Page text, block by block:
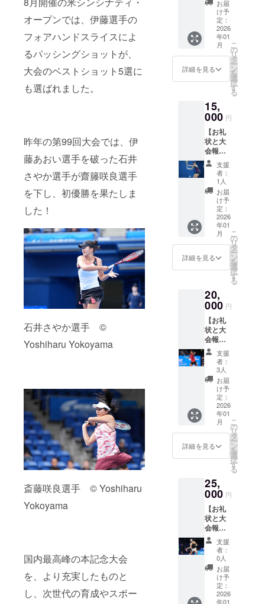
オープンでは、伊藤選手の
フォアハンドスライスによ
るパッシングショットが、
大会のベストショット5選に
も選ばれました。
昨年の第99回大会では、伊
藤あおい選手を破った石井
さやか選手が齋籐咲良選手
を下し、初優勝を果たしま
した！
石井さやか選手 ©
Yoshiharu Yokoyama
斎藤咲良選手 © Yoshiharu
Yokoyama
国内最高峰の本記念大会
を、より充実したものと
し、次世代の育成やスポー
ス協会
は、寄
附受領
証明書
を発行
する公
益財団
法人と
氏名を
内閣府
に報告
する義
務があ
りま
す。 ★
備考欄
に必
ず、氏
名の記
載をお
願いい
たしま
す。 ※
ただい
た情報
の目的
では使
用いた
しませ
ん。 ※
ご支援
には別
途、シ
ステム
利用料
（228円
+消費税
22円）
が必要
となり
※このプ
ロジェ
寄附の
額にか
かわら
ず、す
べて同
じリ
ターン
となり
ます。
5,000円
の寄附
金控除
対象で
す。
【お願
い】 日
附受領
証明書
を発行
する公
益財団
法人と
して、
寄附者
全員の
氏名を
内閣府
に報告
する義
務があ
りま
す。 ★
備考欄
載をお
願いい
たしま
す。 ※
共有い
ただい
た情報
は、上
記以外
の目的
では使
用いた
しませ
ん。 ※
ご支援
途、シ
ステム
+消費税
22円）
が必要
となり
ます。
※このプ
ロジェ
クト
は、ご
寄附の
額にか
かわら
ず、す
て、お
礼状と
100回記
念大会
の電子
報告書
をお送
りしま
す。
金控除
の対象
となり
ます】
本プロ
ジェク
トへの
ご支援
は、純
粋支援
10,000
円の寄
附金控
除対象
です。
【お願
い】 日
附受領
証明書
を発行
する公
益財団
法人と
して、
寄附者
全員の
氏名を
内閣府
に報告
する義
務があ
りま
す。 ★
備考欄
載をお
願いい
たしま
す。 ※
共有い
ただい
た情報
は、上
記以外
の目的
では使
用いた
しませ
お届
け予
定：
2026
年01
月
詳細を見る
こ
の
リ
タ
ー
ン
を
選
択
す
る
15,
000 円
【お礼
状と大
会報告
書】 感
謝の気
持ちを
込め
て、お
礼状と
100回記
念大会
の電子
報告書
をお送
りしま
す。
金控除
の対象
となり
ます】
本プロ
ジェク
トへの
ご支援
は、純
粋支援
15,000
円の寄
附金控
除対象
です。
【お願
い】 日
附受領
証明書
を発行
する公
益財団
法人と
して、
寄附者
全員の
氏名を
内閣府
に報告
する義
支援
者：
1人
お届
け予
定：
2026
年01
月
詳細を見る
こ
の
リ
タ
ー
ン
を
選
択
す
る
20,
000 円
【お礼
状と大
会報告
書】 感
謝の気
持ちを
込め
て、お
礼状と
100回記
念大会
の電子
報告書
をお送
りしま
す。
金控除
の対象
となり
ます】
本プロ
ジェク
トへの
ご支援
は、純
粋支援
20,000
円の寄
附金控
支援
者：
3人
お届
け予
定：
2026
年01
月
詳細を見る
こ
の
リ
タ
ー
ン
を
選
択
す
る
25,
000 円
【お礼
状と大
会報告
書】 感
謝の気
持ちを
込め
て、お
礼状と
100回記
支援
者：
0人
お届
け予
定：
2026
年01